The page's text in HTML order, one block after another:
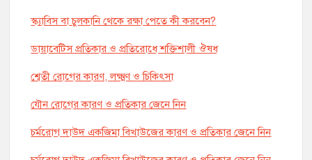
স্ক্যাবিস বা চুলকানি থেকে রক্ষা পেতে কী করবেন?
ডায়াবেটিস প্রতিকার ও প্রতিরোধে শক্তিশালী ঔষধ
শ্বেতী রোগের কারণ, লক্ষ্মণ ও চিকিৎসা
যৌন রোগের কারণ ও প্রতিকার জেনে নিন
চর্মরোগ দাউদ একজিমা বিখাউজের কারণ ও প্রতিকার জেনে নিন